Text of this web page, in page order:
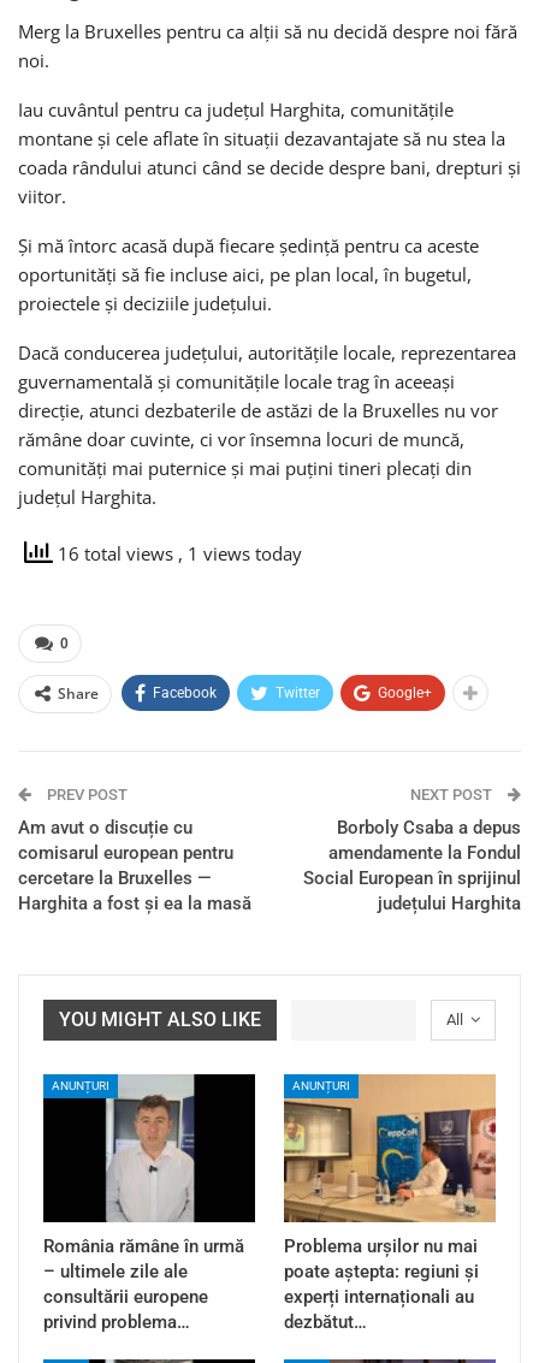
Merg la Bruxelles pentru ca alții să nu decidă despre noi fără
noi.
Iau cuvântul pentru ca județul Harghita, comunitățile
montane și cele aflate în situații dezavantajate să nu stea la
coada rândului atunci când se decide despre bani, drepturi și
viitor.
Și mă întorc acasă după fiecare ședință pentru ca aceste
oportunități să fie incluse aici, pe plan local, în bugetul,
proiectele și deciziile județului.
Dacă conducerea județului, autoritățile locale, reprezentarea
guvernamentală și comunitățile locale trag în aceeași
direcție, atunci dezbaterile de astăzi de la Bruxelles nu vor
rămâne doar cuvinte, ci vor însemna locuri de muncă,
comunități mai puternice și mai puțini tineri plecați din
județul Harghita.
16 total views , 1 views today
0
Share Facebook Twitter Google+
PREV POST
Am avut o discuție cu
comisarul european pentru
cercetare la Bruxelles —
Harghita a fost și ea la masă
NEXT POST
Borboly Csaba a depus
amendamente la Fondul
Social European în sprijinul
județului Harghita
All
YOU MIGHT ALSO LIKE
ANUNȚURI
România rămâne în urmă
– ultimele zile ale
consultării europene
privind problema…
ANUNȚURI
Problema urșilor nu mai
poate aștepta: regiuni și
experți internaționali au
dezbătut…